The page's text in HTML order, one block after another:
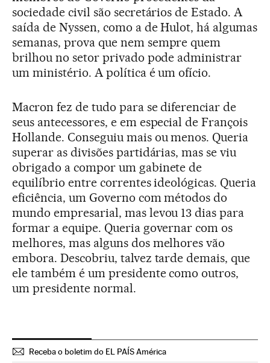
sociedade civil são secretários de Estado. A
saída de Nyssen, como a de Hulot, há algumas
semanas, prova que nem sempre quem
brilhou no setor privado pode administrar
um ministério. A política é um ofício.
Macron fez de tudo para se diferenciar de
seus antecessores, e em especial de François
Hollande. Conseguiu mais ou menos. Queria
superar as divisões partidárias, mas se viu
obrigado a compor um gabinete de
equilíbrio entre correntes ideológicas. Queria
eficiência, um Governo com métodos do
mundo empresarial, mas levou 13 dias para
formar a equipe. Queria governar com os
melhores, mas alguns dos melhores vão
embora. Descobriu, talvez tarde demais, que
ele também é um presidente como outros,
um presidente normal.
Receba o boletim do EL PAÍS América